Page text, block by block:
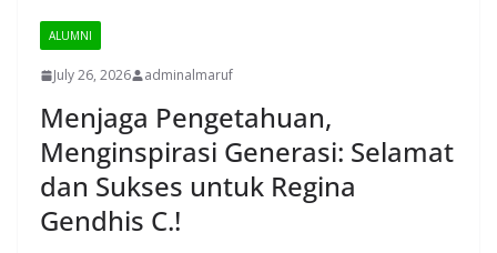
ALUMNI
July 26, 2026 adminalmaruf
Menjaga Pengetahuan,
Menginspirasi Generasi: Selamat
dan Sukses untuk Regina
Gendhis C.!